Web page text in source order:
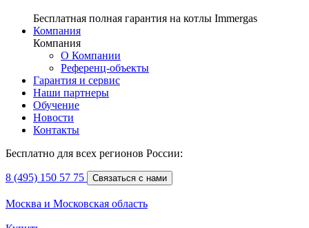
Бесплатная полная гарантия на котлы Immergas
Компания
Компания
О Компании
Референц-объекты
Гарантия и сервис
Наши партнеры
Обучение
Новости
Контакты
Бесплатно для всех регионов России:
8 (495) 150 57 75 Связаться с нами
Москва и Московская область